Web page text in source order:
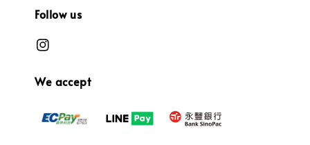
Follow us
We accept